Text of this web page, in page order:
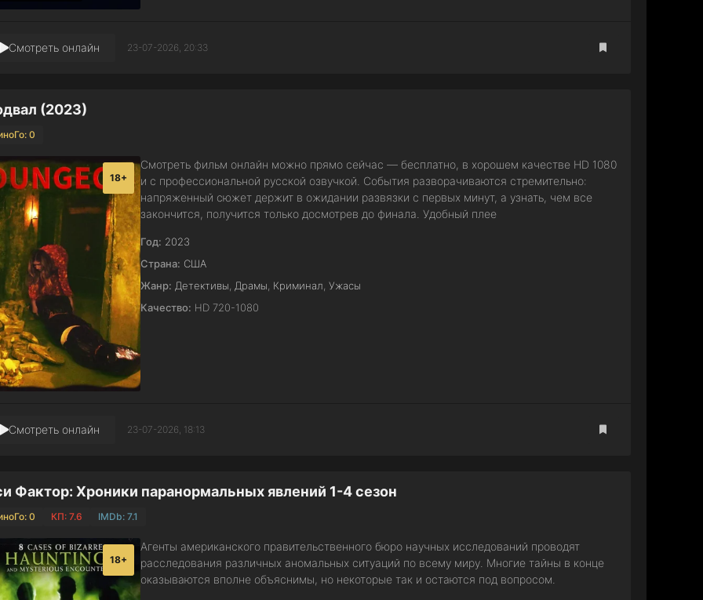
Смотреть онлайн 23-07-2026, 20:33
(2023)
0
18+
Смотреть фильм онлайн можно прямо сейчас — бесплатно, в хорошем качестве HD 1080
и с профессиональной русской озвучкой. События разворачиваются стремительно:
напряженный сюжет держит в ожидании развязки с первых минут, а узнать, чем все
закончится, получится только досмотрев до финала. Удобный плее
Год: 2023
Страна: США
Жанр: Детективы, Драмы, Криминал, Ужасы
Качество: HD 720-1080
Смотреть онлайн 23-07-2026, 18:13
Фактор: Хроники паранормальных явлений 1-4 сезон
0 КП: 7.6 IMDb: 7.1
18+
Агенты американского правительственного бюро научных исследований проводят
расследования различных аномальных ситуаций по всему миру. Многие тайны в конце
оказываются вполне объяснимы, но некоторые так и остаются под вопросом.